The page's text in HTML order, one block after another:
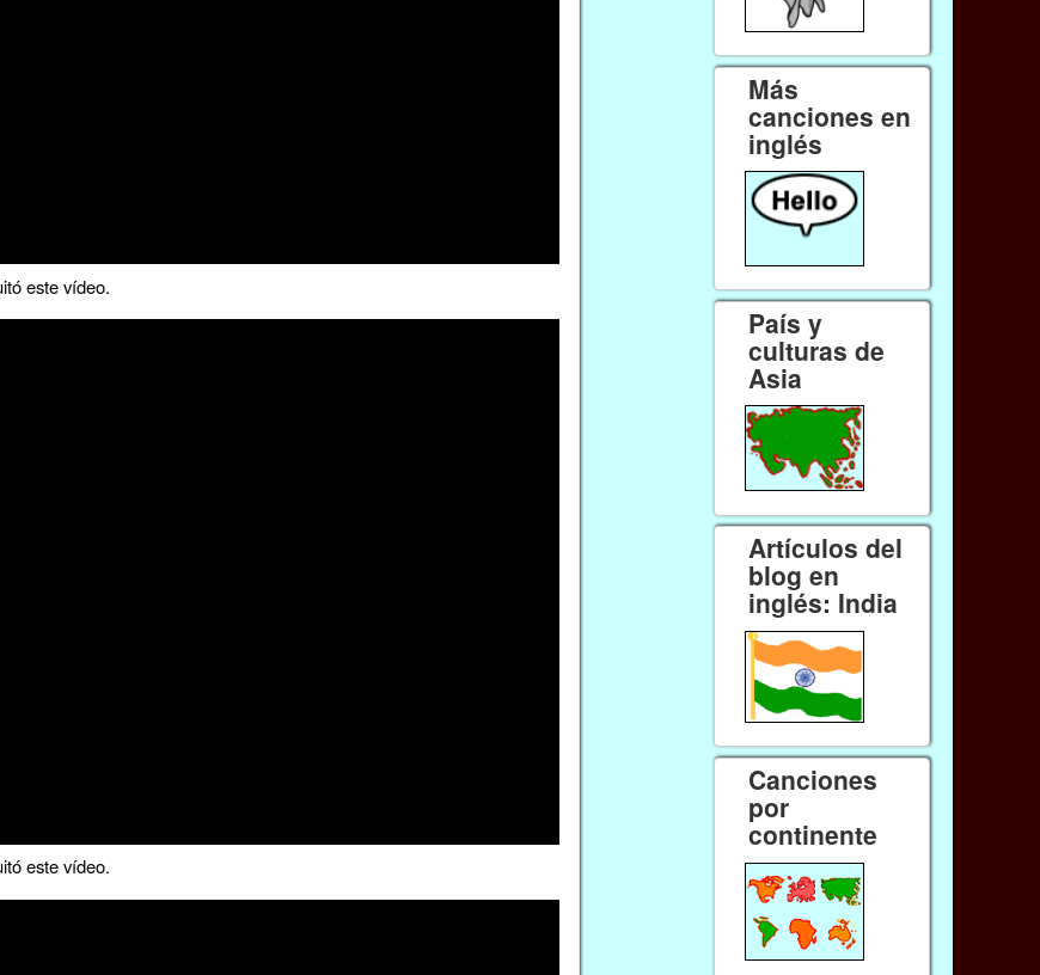
este vídeo.
este vídeo.
Más
canciones en
inglés
País y
culturas de
Asia
Artículos del
blog en
inglés: India
Canciones
por
continente